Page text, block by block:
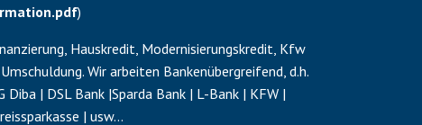
)
Hauskredit, Modernisierungskredit, Kfw
Umschuldung. Wir arbeiten Bankenübergreifend, d.h.
| DSL Bank |Sparda Bank | L-Bank | KFW |
| usw…